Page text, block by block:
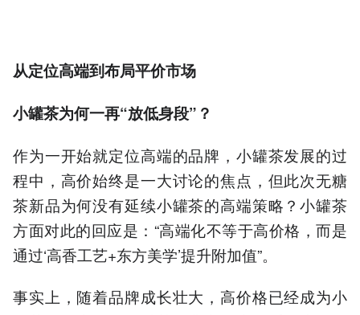
从定位高端到布局平价市场
小罐茶为何一再“放低身段”？
作为一开始就定位高端的品牌，小罐茶发展的过
程中，高价始终是一大讨论的焦点，但此次无糖
茶新品为何没有延续小罐茶的高端策略？小罐茶
方面对此的回应是：“高端化不等于高价格，而是
通过‘高香工艺+东方美学’提升附加值”。
事实上，随着品牌成长壮大，高价格已经成为小